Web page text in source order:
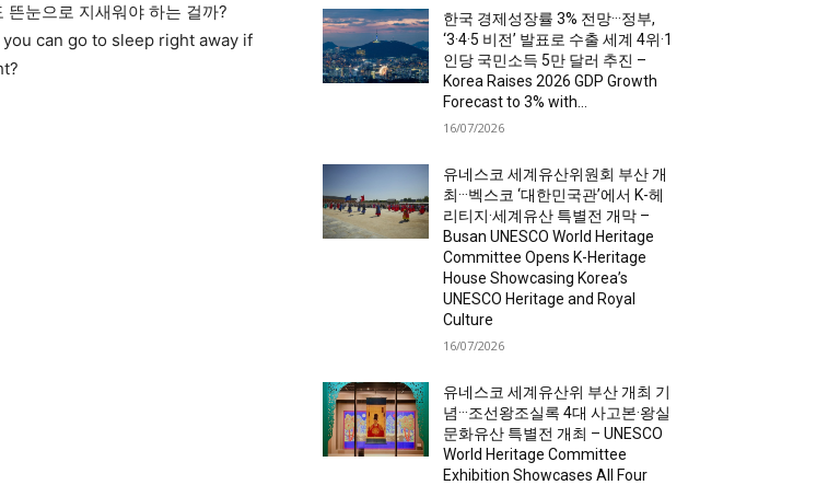
눈으로 지새워야 하는 걸까?
can go to sleep right away if
한국 경제성장률 3% 전망···정부,
‘3·4·5 비전’ 발표로 수출 세계 4위·1
인당 국민소득 5만 달러 추진 –
Korea Raises 2026 GDP Growth
Forecast to 3% with...
16/07/2026
유네스코 세계유산위원회 부산 개
최···벡스코 ‘대한민국관’에서 K-헤
리티지·세계유산 특별전 개막 –
Busan UNESCO World Heritage
Committee Opens K-Heritage
House Showcasing Korea’s
UNESCO Heritage and Royal
Culture
16/07/2026
유네스코 세계유산위 부산 개최 기
념···조선왕조실록 4대 사고본·왕실
문화유산 특별전 개최 – UNESCO
World Heritage Committee
Exhibition Showcases All Four